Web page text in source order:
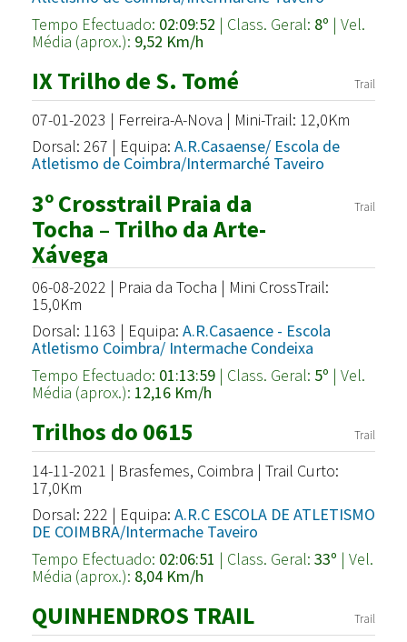
Tempo Efectuado: 02:09:52 | Class. Geral: 8º | Vel.
Média (aprox.): 9,52 Km/h
IX Trilho de S. Tomé Trail
07-01-2023 | Ferreira-A-Nova | Mini-Trail: 12,0Km
Dorsal: 267 | Equipa: A.R.Casaense/ Escola de
Atletismo de Coimbra/Intermarché Taveiro
3º Crosstrail Praia da
Tocha – Trilho da Arte-
Xávega
Trail
06-08-2022 | Praia da Tocha | Mini CrossTrail:
15,0Km
Dorsal: 1163 | Equipa: A.R.Casaence - Escola
Atletismo Coimbra/ Intermache Condeixa
Tempo Efectuado: 01:13:59 | Class. Geral: 5º | Vel.
Média (aprox.): 12,16 Km/h
Trilhos do 0615 Trail
14-11-2021 | Brasfemes, Coimbra | Trail Curto:
17,0Km
Dorsal: 222 | Equipa: A.R.C ESCOLA DE ATLETISMO
DE COIMBRA/Intermache Taveiro
Tempo Efectuado: 02:06:51 | Class. Geral: 33º | Vel.
Média (aprox.): 8,04 Km/h
QUINHENDROS TRAIL Trail